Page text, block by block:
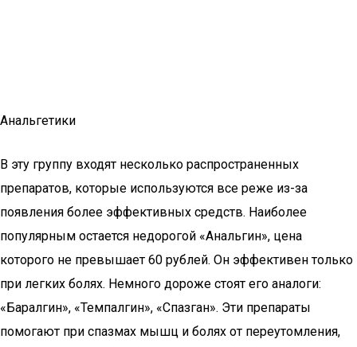
Анальгетики
В эту группу входят несколько распространенных
препаратов, которые используются все реже из-за
появления более эффективных средств. Наиболее
популярным остается недорогой «Анальгин», цена
которого не превышает 60 рублей. Он эффективен только
при легких болях. Немного дороже стоят его аналоги:
«Баралгин», «Темпалгин», «Спазган». Эти препараты
помогают при спазмах мышц и болях от переутомления,